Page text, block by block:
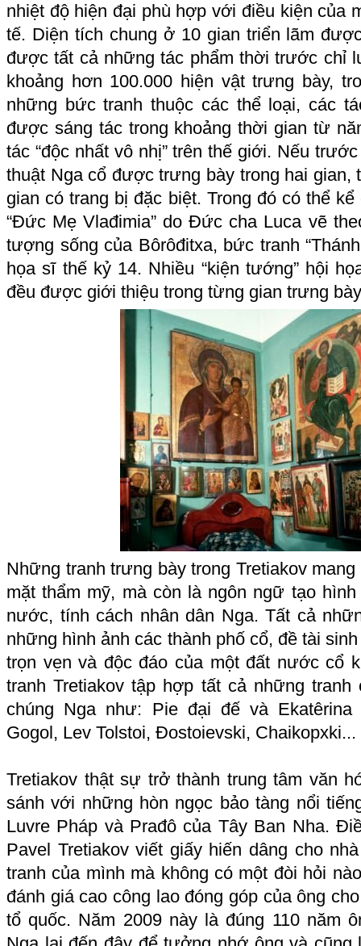
nhiệt độ hiện đại phù hợp với điều kiện của
tế. Diện tích chung ở 10 gian triển lãm
được tất cả những tác phẩm thời trước chỉ
khoảng hơn 100.000 hiện vật trưng bày,
những bức tranh thuộc các thể loại, các
được sáng tác trong khoảng thời gian từ
tác “độc nhất vô nhị” trên thế giới. Nếu
thuật Nga cổ được trưng bày trong hai
gian có trang bị đặc biệt. Trong đó có thể
“Đức Mẹ Vlađimia” do Đức cha Luca vẽ
tượng sống của Bôrôđitxa, bức tranh
họa sĩ thế kỷ 14. Nhiều “kiện tướng” hội
đều được giới thiệu trong từng gian trưng
Những tranh trưng bày trong Tretiakov
mặt thẩm mỹ, mà còn là ngôn ngữ tạo
nước, tính cách nhân dân Nga. Tất cả
những hình ảnh các thành phố cổ, đề tài
trọn vẹn và độc đáo của một đất nước cổ
tranh Tretiakov tập hợp tất cả những
chúng Nga như: Pie đại đế và Ekatêrina
Gogol, Lev Tolstoi, Đostoievski, Chaikopxki...
Tretiakov thật sự trở thành trung tâm văn
sánh với những hòn ngọc bảo tàng nổi
Luvre Pháp và Prađô của Tây Ban Nha.
Pavel Tretiakov viết giấy hiến dâng cho
tranh của mình mà không có một đòi hỏi
đánh giá cao công lao đóng góp của ông
tổ quốc. Năm 2009 này là đúng 110 năm